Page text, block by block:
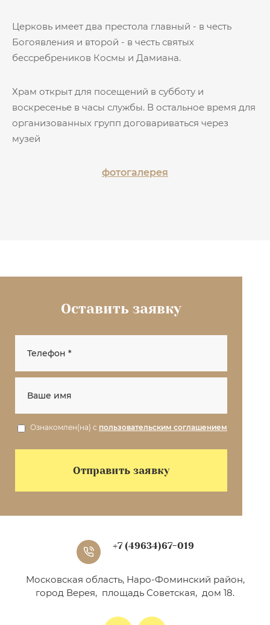
Церковь имеет два престола главный - в честь
Богоявления и второй - в честь святых
бессребреников Космы и Дамиана.
Храм открыт для посещений в субботу и
воскресенье в часы службы. В остальное время для
организованных групп договариваться через
музей
фотогалерея
+7 (49634)67-019
Московская область, Наро-Фоминский район,
город Верея, площадь Советская, дом 18.
Оставить заявку
Ознакомлен(на) с пользовательским соглашением
Отправить заявку